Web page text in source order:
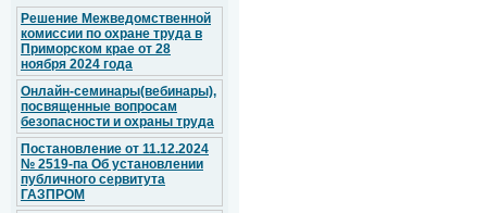
Решение Межведомственной
комиссии по охране труда в
Приморском крае от 28
ноября 2024 года
Онлайн-семинары(вебинары),
посвященные вопросам
безопасности и охраны труда
Постановление от 11.12.2024
№ 2519-па Об установлении
публичного сервитута
ГАЗПРОМ